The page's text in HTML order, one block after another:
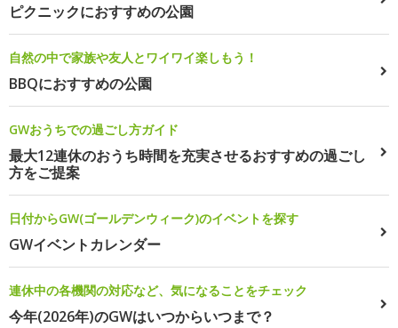
ピクニックにおすすめの公園
自然の中で家族や友人とワイワイ楽しもう！
BBQにおすすめの公園
GWおうちでの過ごし方ガイド
最大12連休のおうち時間を充実させるおすすめの過ごし
方をご提案
日付からGW(ゴールデンウィーク)のイベントを探す
GWイベントカレンダー
連休中の各機関の対応など、気になることをチェック
今年(2026年)のGWはいつからいつまで？